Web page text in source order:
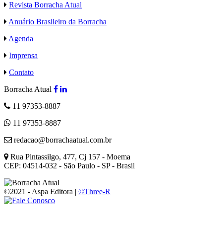
Revista Borracha Atual
Anuário Brasileiro da Borracha
Agenda
Imprensa
Contato
Borracha Atual
11 97353-8887
11 97353-8887
redacao@borrachaatual.com.br
Rua Pintassilgo, 477, Cj 157 - Moema
CEP: 04514-032 - São Paulo - SP - Brasil
©2021 - Aspa Editora | ©Three-R